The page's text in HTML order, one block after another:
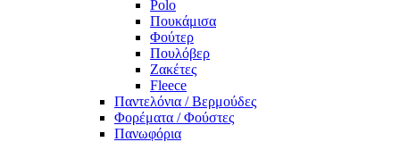
Polo
Πουκάμισα
Φούτερ
Πουλόβερ
Ζακέτες
Fleece
Παντελόνια / Βερμούδες
Φορέματα / Φούστες
Πανωφόρια